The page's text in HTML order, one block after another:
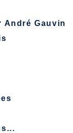
André Gauvin